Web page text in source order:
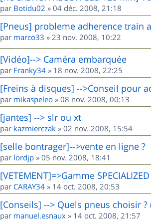
par Botidu02 » 04 déc. 2008, 21:18
[Pneus] probleme adherence train
par marco33 » 23 nov. 2008, 10:22
[Vidéo]--> Caméra embarquée
par Franky34 » 18 nov. 2008, 22:25
[Freins à disques] -->Conseil pour
par mikaspeleo » 08 nov. 2008, 00:13
[jantes] --> slr ou xt
par kazmierczak » 02 nov. 2008, 15:54
[selle bontrager]-->vente en ligne ?
par lordjp » 05 nov. 2008, 18:41
[VETEMENT]=>Gamme SPECIALIZED
par CARAY34 » 14 oct. 2008, 20:53
[Conseils] --> Quels pneus choisir ?
par manuel.esnaux » 14 oct. 2008, 21:57